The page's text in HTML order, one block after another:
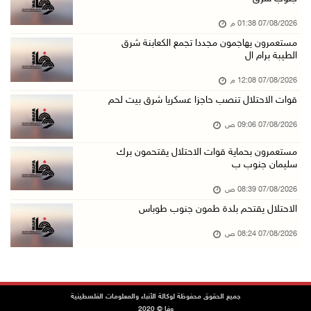
06/آب/2026 11:14 م
قوات الاحتلال تقتحم يعبد جنوب غرب جنين
06/آب/2026 10:49 م
وزير الداخلية يبحث مع مكافحة المخدرات الدولي ...
رئيس بلدية الخليل يطلع وفدا أميركيا على تطورا ...
إصابة مسن بجروح ورضوض إثر اعتداء جيش الاحتلال ...
07/08/2026 01:38 م
مستعمرون يهاجمون مجددا تجمع الكعابنة شرق
الطيبة برام ال
07/08/2026 12:08 م
قوات الاحتلال تنصب حاجزا عسكريا شرق بيت لحم
07/08/2026 09:06 ص
مستعمرون بحماية قوات الاحتلال يقتحمون برك
سليمان جنوب ب
07/08/2026 08:39 ص
الاحتلال يقتحم بلدة طمون جنوب طوباس
07/08/2026 08:24 ص
جميع الحقوق محفوظة لوكالة الأنباء والمعلومات الفلسطينية